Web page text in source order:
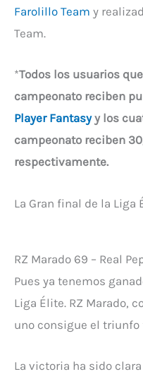
Farolillo Team y
Team.
*Todos los usuarios
campeonato reciben
Player Fantasyy los
campeonato reciben
respectivamente.
La Gran final de la Liga
RZ Marado 69 – Real
Pues ya tenemos
Liga Élite. RZ Marado,
uno consigue el triunfo
La victoria ha sido